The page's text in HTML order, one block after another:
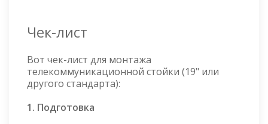
Чек-лист
Вот чек-лист для монтажа
телекоммуникационной стойки (19" или
другого стандарта):
1. Подготовка